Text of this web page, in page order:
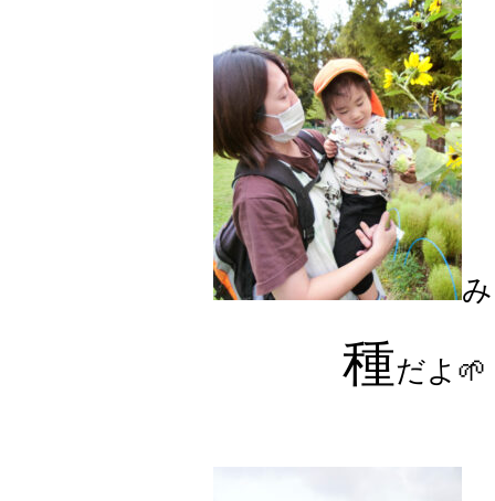
種だよ🌱